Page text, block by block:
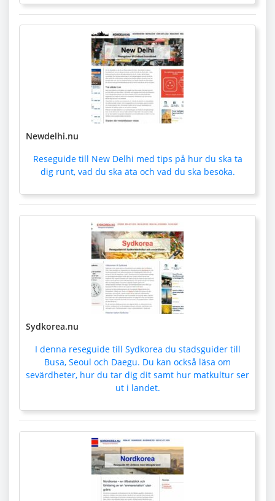
Newdelhi.nu
Reseguide till New Delhi med tips på hur du ska ta
dig runt, vad du ska äta och vad du ska besöka.
Sydkorea.nu
I denna reseguide till Sydkorea du stadsguider till
Busa, Seoul och Daegu. Du kan också läsa om
sevärdheter, hur du tar dig dit samt hur matkultur ser
ut i landet.